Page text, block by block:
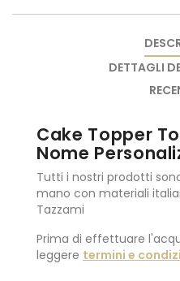
DETTAGLI
Cake Topper
Nome
Tutti i nostri prodotti
mano con materiali
Tazzami
Prima di effettuare
leggere termini e